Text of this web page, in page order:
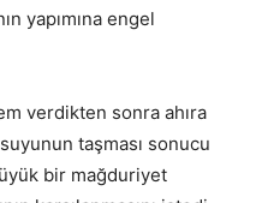
yapımına engel
verdikten sonra ahıra
taşması sonucu
bir mağduriyet